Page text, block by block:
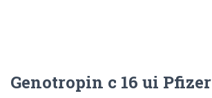
Genotropin c 16 ui Pfizer